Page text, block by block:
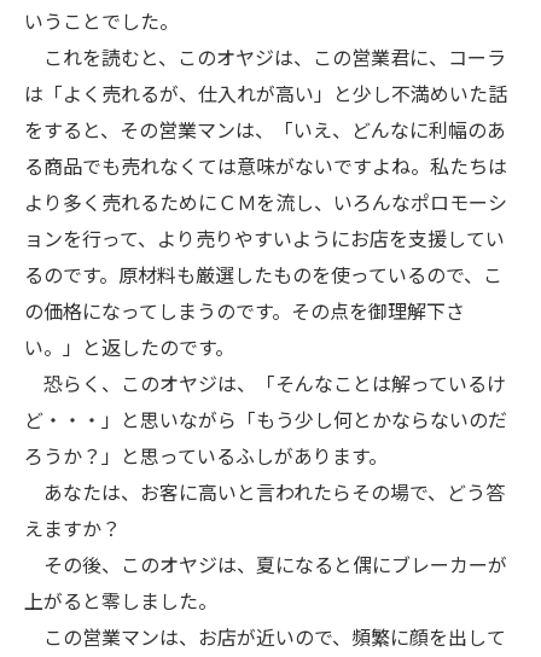
いうことでした。
これを読むと、このオヤジは、この営業君に、コーラ
は「よく売れるが、仕入れが高い」と少し不満めいた話
をすると、その営業マンは、「いえ、どんなに利幅のあ
る商品でも売れなくては意味がないですよね。私たちは
より多く売れるためにＣＭを流し、いろんなポロモーシ
ョンを行って、より売りやすいようにお店を支援してい
るのです。原材料も厳選したものを使っているので、こ
の価格になってしまうのです。その点を御理解下さ
い。」と返したのです。
恐らく、このオヤジは、「そんなことは解っているけ
ど・・・」と思いながら「もう少し何とかならないのだ
ろうか？」と思っているふしがあります。
あなたは、お客に高いと言われたらその場で、どう答
えますか？
その後、このオヤジは、夏になると偶にブレーカーが
上がると零しました。
この営業マンは、お店が近いので、頻繁に顔を出して